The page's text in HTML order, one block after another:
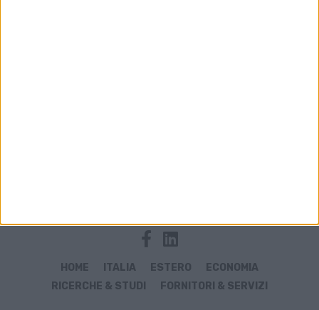
HOME ITALIA ESTERO
ECONOMIA
RICERCHE & STUDI
FORNITORI & SERVIZI